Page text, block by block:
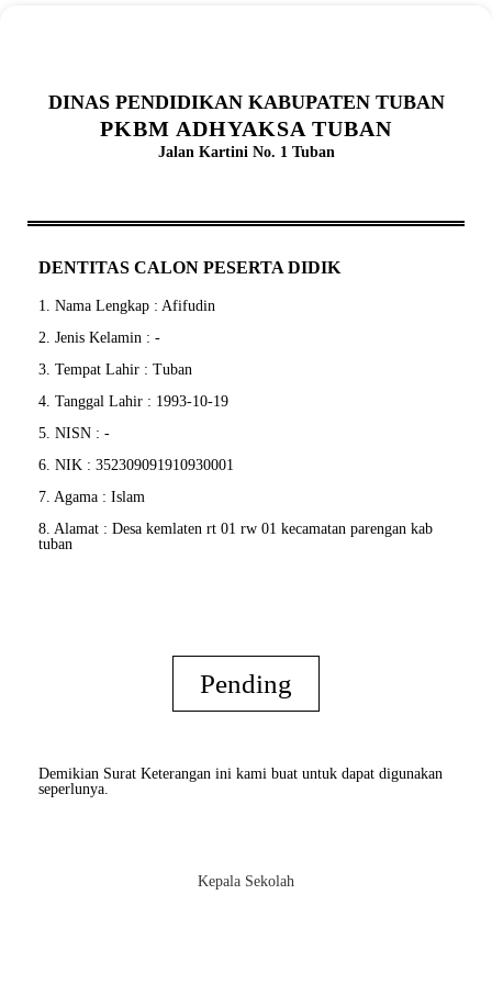
DINAS PENDIDIKAN KABUPATEN TUBAN
PKBM ADHYAKSA TUBAN
Jalan Kartini No. 1 Tuban
DENTITAS CALON PESERTA DIDIK
1. Nama Lengkap : Afifudin
2. Jenis Kelamin : -
3. Tempat Lahir : Tuban
4. Tanggal Lahir : 1993-10-19
5. NISN : -
6. NIK : 352309091910930001
7. Agama : Islam
8. Alamat : Desa kemlaten rt 01 rw 01 kecamatan parengan kab
tuban
Pending
Demikian Surat Keterangan ini kami buat untuk dapat digunakan
seperlunya.
Kepala Sekolah